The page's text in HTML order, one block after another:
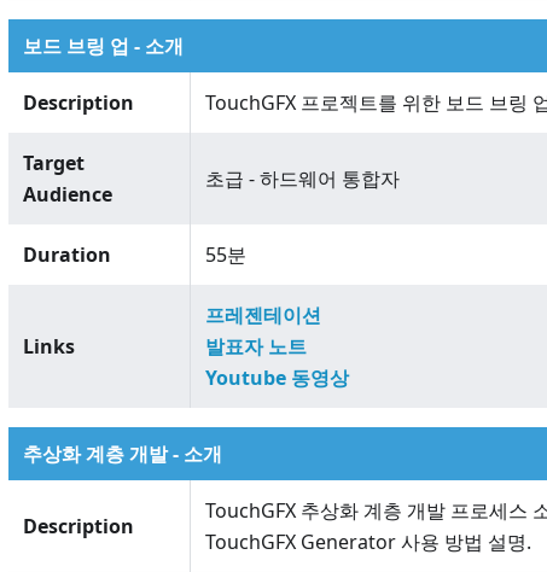
보드 브링 업 - 소개
Description TouchGFX 프로젝트를 위한 보드 브링
Target
Audience
초급 - 하드웨어 통합자
Duration 55분
Links
프레젠테이션
발표자 노트
Youtube 동영상
추상화 계층 개발 - 소개
Description
TouchGFX 추상화 계층 개발 프로세스
TouchGFX Generator 사용 방법 설명.